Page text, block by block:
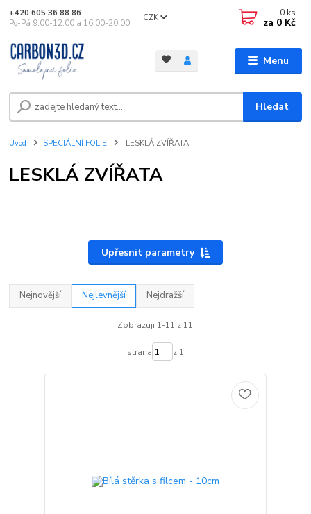
Menu
CZK
Hledat
+420 605 36 88 86
Po-Pá 9.00-12.00 a 16.00-20.00
0 ks
za 0 Kč
Úvod SPECIÁLNÍ FOLIE LESKLÁ ZVÍŘATA
LESKLÁ ZVÍŘATA
Upřesnit parametry
Nejnovější Nejlevnější Nejdražší
Zobrazuji 1-11 z 11
strana z 1